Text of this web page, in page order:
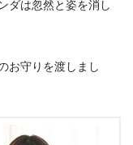
ダは忽然と姿を消し
お守りを渡しまし